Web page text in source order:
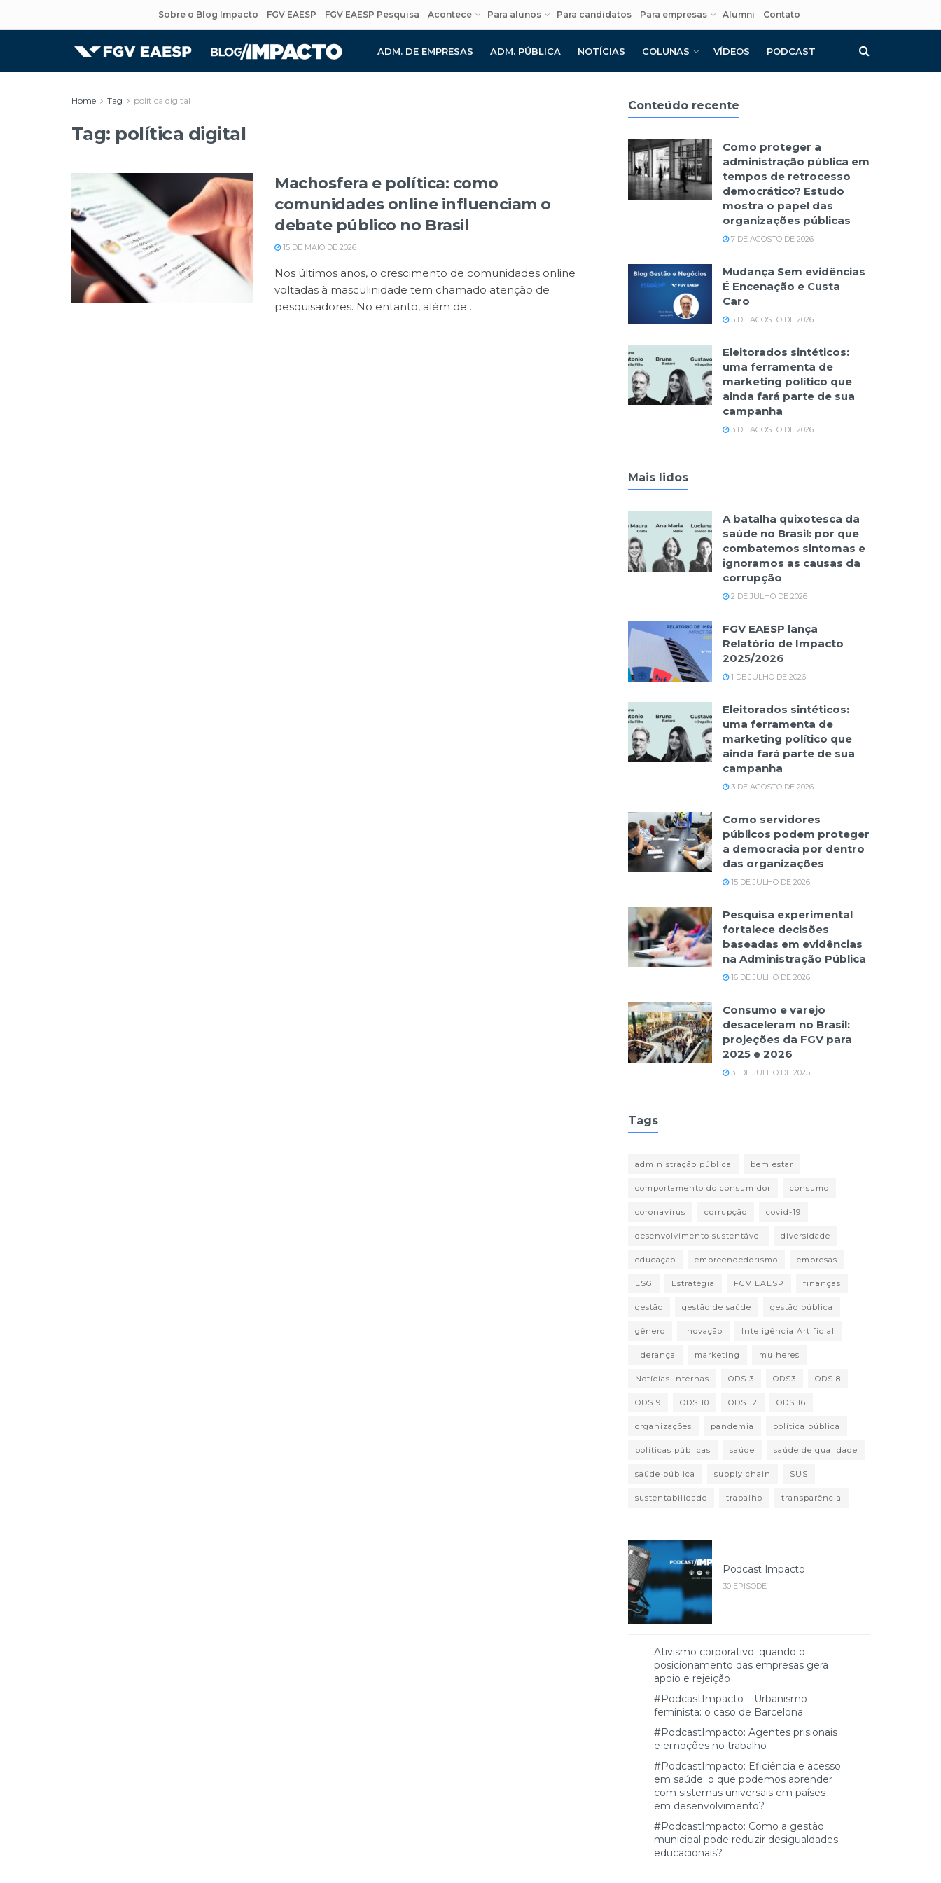
Sobre o Blog Impacto FGV EAESP FGV EAESP Pesquisa Acontece Para alunos Para candidatos Para empresas Alumni Contato
ADM. DE EMPRESAS ADM. PÚBLICA NOTÍCIAS COLUNAS VÍDEOS PODCAST
Home Tag política digital
Tag: política digital
Machosfera e política: como
comunidades online influenciam o
debate público no Brasil
15 DE MAIO DE 2026
Nos últimos anos, o crescimento de comunidades online
voltadas à masculinidade tem chamado atenção de
pesquisadores. No entanto, além de ...
Conteúdo recente
Como proteger a
administração pública em
tempos de retrocesso
democrático? Estudo
mostra o papel das
organizações públicas
7 DE AGOSTO DE 2026
Mudança Sem evidências
É Encenação e Custa
Caro
5 DE AGOSTO DE 2026
Eleitorados sintéticos:
uma ferramenta de
marketing político que
ainda fará parte de sua
campanha
3 DE AGOSTO DE 2026
Mais lidos
A batalha quixotesca da
saúde no Brasil: por que
combatemos sintomas e
ignoramos as causas da
corrupção
2 DE JULHO DE 2026
FGV EAESP lança
Relatório de Impacto
2025/2026
1 DE JULHO DE 2026
Eleitorados sintéticos:
uma ferramenta de
marketing político que
ainda fará parte de sua
campanha
3 DE AGOSTO DE 2026
Como servidores
públicos podem proteger
a democracia por dentro
das organizações
15 DE JULHO DE 2026
Pesquisa experimental
fortalece decisões
baseadas em evidências
na Administração Pública
16 DE JULHO DE 2026
Consumo e varejo
desaceleram no Brasil:
projeções da FGV para
2025 e 2026
31 DE JULHO DE 2025
Tags
administração pública bem estar
comportamento do consumidor consumo
coronavírus corrupção covid-19
desenvolvimento sustentável diversidade
educação empreendedorismo empresas
ESG Estratégia FGV EAESP finanças
gestão gestão de saúde gestão pública
gênero inovação Inteligência Artificial
liderança marketing mulheres
Notícias internas ODS 3 ODS3 ODS 8
ODS 9 ODS 10 ODS 12 ODS 16
organizações pandemia política pública
políticas públicas saúde saúde de qualidade
saúde pública supply chain SUS
sustentabilidade trabalho transparência
Podcast Impacto
30 EPISODE
Ativismo corporativo: quando o
posicionamento das empresas gera
apoio e rejeição
#PodcastImpacto – Urbanismo
feminista: o caso de Barcelona
#PodcastImpacto: Agentes prisionais
e emoções no trabalho
#PodcastImpacto: Eficiência e acesso
em saúde: o que podemos aprender
com sistemas universais em países
em desenvolvimento?
#PodcastImpacto: Como a gestão
municipal pode reduzir desigualdades
educacionais?